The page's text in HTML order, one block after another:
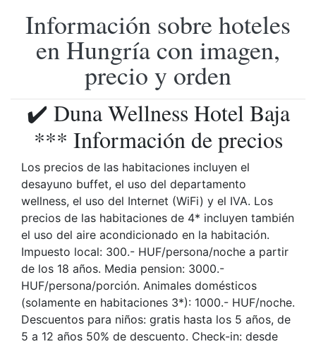
Información sobre hoteles
en Hungría con imagen,
precio y orden
✔️ Duna Wellness Hotel Baja
*** Información de precios
Los precios de las habitaciones incluyen el
desayuno buffet, el uso del departamento
wellness, el uso del Internet (WiFi) y el IVA. Los
precios de las habitaciones de 4* incluyen también
el uso del aire acondicionado en la habitación.
Impuesto local: 300.- HUF/persona/noche a partir
de los 18 años. Media pension: 3000.-
HUF/persona/porción. Animales domésticos
(solamente en habitaciones 3*): 1000.- HUF/noche.
Descuentos para niños: gratis hasta los 5 años, de
5 a 12 años 50% de descuento. Check-in: desde